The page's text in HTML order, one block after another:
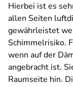
Hierbei ist es
allen Seiten
gewährleistet
Schimmelrisiko.
wenn auf der
angebracht ist.
Raumseite hin.